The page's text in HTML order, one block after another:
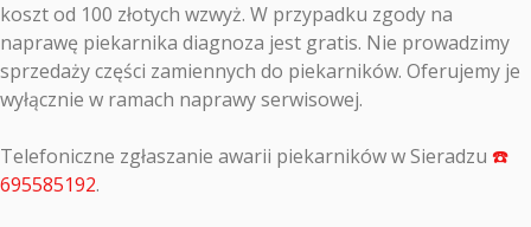
koszt od 100 złotych wzwyż. W przypadku zgody na
naprawę piekarnika diagnoza jest gratis. Nie prowadzimy
sprzedaży części zamiennych do piekarników. Oferujemy je
wyłącznie w ramach naprawy serwisowej.
Telefoniczne zgłaszanie awarii piekarników w Sieradzu ☎️
695585192.